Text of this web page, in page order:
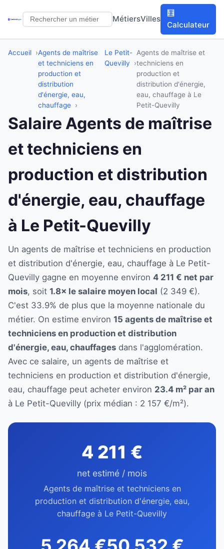
MétiersVilles
🧮
Calculateur
Accueil
Agents de maîtrise
et techniciens en
production et
distribution
d'énergie, eau,
chauffage
Le Petit-
Quevilly
Agents de maîtrise et
techniciens en
production et
distribution d'énergie,
eau, chauffage à Le
Petit-Quevilly
Salaire Agents de maîtrise
et techniciens en
production et distribution
d'énergie, eau, chauffage
à Le Petit-Quevilly
Un agents de maîtrise et techniciens en production
et distribution d'énergie, eau, chauffage à Le Petit-
Quevilly gagne en moyenne environ 4 211 € net par
mois, soit 1.8× le salaire moyen local (2 349 €).
C'est 33.9% de plus que la moyenne nationale du
métier. On estime environ 15 agents de maîtrise et
techniciens en production et distribution
d'énergie, eau, chauffages dans l'agglomération.
Avec ce salaire, un agents de maîtrise et
techniciens en production et distribution d'énergie,
eau, chauffage peut acheter environ 23.4 m² par an
à Le Petit-Quevilly (prix médian : 2 157 €/m²).
4 211 €
net estimé / mois
Agents de maîtrise et techniciens en
production et distribution d'énergie, eau,
chauffage à Le Petit-Quevilly